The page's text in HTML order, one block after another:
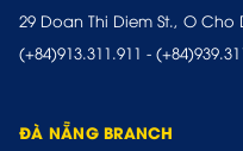
29 Doan Thi Diem St., O
(+84)913.311.911 -
ĐÀ NẴNG BRANCH